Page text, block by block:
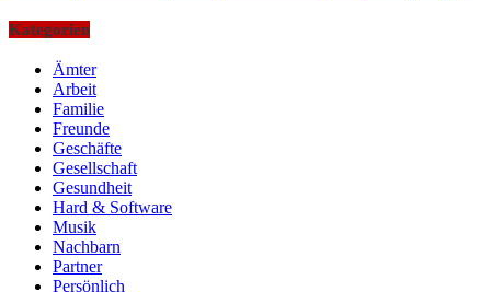
Kategorien
Ämter
Arbeit
Familie
Freunde
Geschäfte
Gesellschaft
Gesundheit
Hard & Software
Musik
Nachbarn
Partner
Persönlich